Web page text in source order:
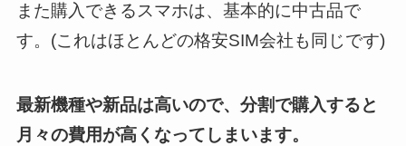
また購入できるスマホは、基本的に中古品で
す。(これはほとんどの格安SIM会社も同じです)
最新機種や新品は高いので、分割で購入すると
月々の費用が高くなってしまいます。